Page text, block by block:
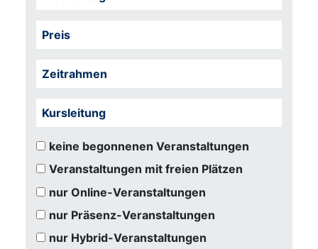
Preis
Zeitrahmen
Kursleitung
keine begonnenen Veranstaltungen
Veranstaltungen mit freien Plätzen
nur Online-Veranstaltungen
nur Präsenz-Veranstaltungen
nur Hybrid-Veranstaltungen